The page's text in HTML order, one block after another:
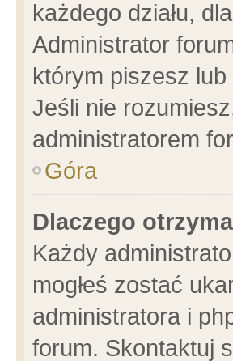
każdego działu,
Administrator
którym piszesz
Jeśli nie
administratorem
Góra
Dlaczego
Każdy
mogłeś zostać
administratora i
forum. Skontaktuj